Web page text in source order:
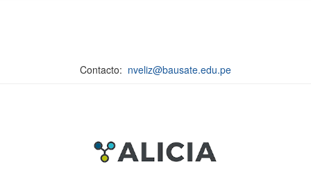
Contacto: nveliz@bausate.edu.pe